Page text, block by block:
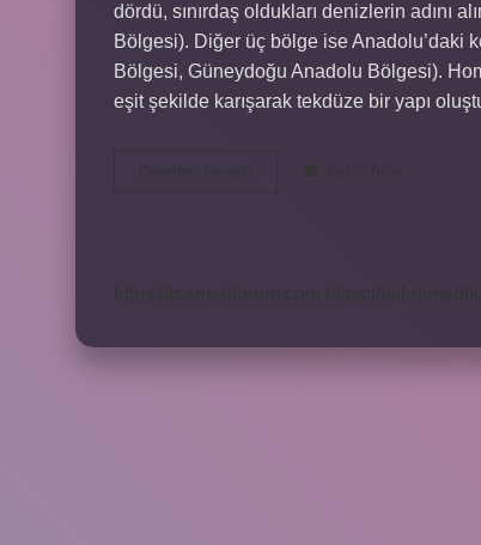
dördü, sınırdaş oldukları denizlerin adını
Bölgesi). Diğer üç bölge ise Anadolu’daki
Bölgesi, Güneydoğu Anadolu Bölgesi).
eşit şekilde karışarak tekdüze bir yapı